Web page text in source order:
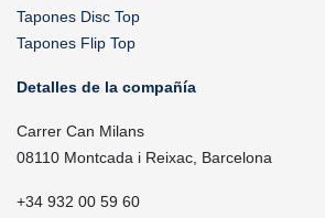
Tapones Disc Top
Tapones Flip Top
Detalles de la compañía
Carrer Can Milans
08110 Montcada i Reixac, Barcelona
+34 932 00 59 60